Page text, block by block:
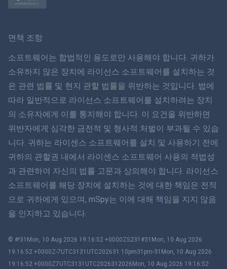
ภาษาไทย
简体中文
Dansk
हिंदी
עברית
로마나
한국어
면책 조항
소프트웨어는 합법적인 용도로만 사용해야 합니다. 귀하가
소유하지 않은 장치에 라이선스 소프트웨어를 설치하는 것
은 관련 법률 및 현지 관할 법률을 위반하는 것입니다. 법에
따라 일반적으로 라이선스 소프트웨어를 설치하려는 장치
의 소유자에게 이를 통지해야 합니다. 이 요건을 위반하면
위반자에게 심각한 금전적 및 형사적 처벌이 부과될 수 있습
니다. 귀하는 라이센스 소프트웨어를 설치 및 사용하기 전에
귀하의 관할권 내에서 라이센스 소프트웨어 사용의 적법성
과 관련하여 자신의 법률 고문과 상의해야 합니다. 라이선스
소프트웨어를 해당 장치에 설치하는 것에 대한 책임은 전적
으로 귀하에게 있으며, mSpy는 이에 대해 책임을 지지 않음
을 인지하고 있습니다.
© #!31Mon, 10 Aug 2026 19:16:52 +0000Z5231#31Mon, 10 Aug 2026
19:16:52 +0000Z-7UTC3131UTC202631 10pm31pm-31Mon, 10 Aug 2026
19:16:52 +0000Z7UTC3131UTC2026312026Mon, 10 Aug 2026 19:16:52